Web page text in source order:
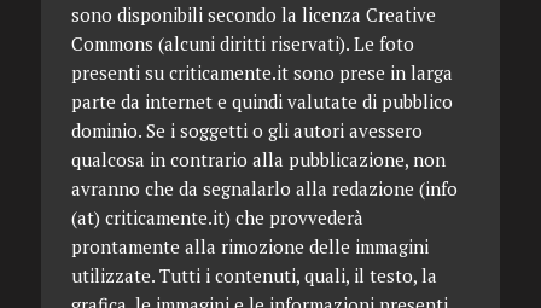
sono disponibili secondo la licenza Creative
Commons (alcuni diritti riservati). Le foto
presenti su criticamente.it sono prese in larga
parte da internet e quindi valutate di pubblico
dominio. Se i soggetti o gli autori avessero
qualcosa in contrario alla pubblicazione, non
avranno che da segnalarlo alla redazione (info
(at) criticamente.it) che provvederà
prontamente alla rimozione delle immagini
utilizzate. Tutti i contenuti, quali, il testo, la